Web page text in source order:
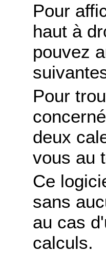
Pour
haut à
pouvez
Pour
deux
vous au
Ce
sans
au cas
calculs.